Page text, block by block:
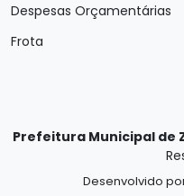
Despesas Orçamentárias
Frota
Prefeitura Municipal de
Desenvolvido